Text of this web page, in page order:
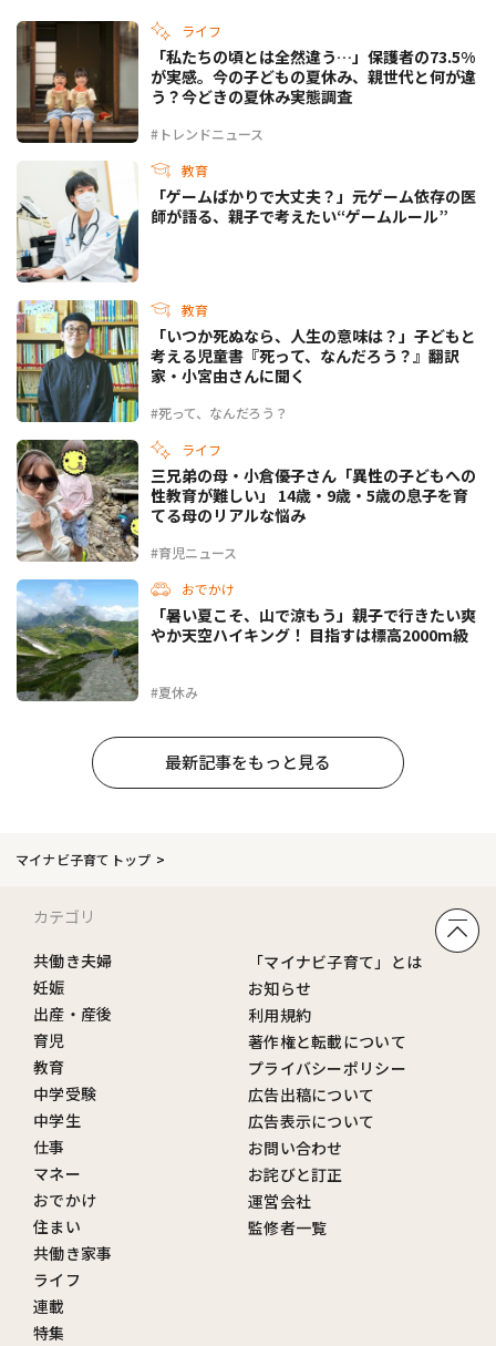
ライフ
#トレンドニュース
「私たちの頃とは全然違う…」保護者の73.5%
が実感。今の子どもの夏休み、親世代と何が違
う？今どきの夏休み実態調査
教育
「ゲームばかりで大丈夫？」元ゲーム依存の医
師が語る、親子で考えたい“ゲームルール”
教育
#死って、なんだろう？
「いつか死ぬなら、人生の意味は？」子どもと
考える児童書『死って、なんだろう？』翻訳
家・小宮由さんに聞く
ライフ
#育児ニュース
三兄弟の母・小倉優子さん「異性の子どもへの
性教育が難しい」 14歳・9歳・5歳の息子を育
てる母のリアルな悩み
おでかけ
#夏休み
「暑い夏こそ、山で涼もう」親子で行きたい爽
やか天空ハイキング！ 目指すは標高2000m級
最新記事をもっと見る
マイナビ子育てトップ
カテゴリ
共働き夫婦
妊娠
出産・産後
育児
教育
中学受験
中学生
仕事
マネー
おでかけ
住まい
共働き家事
ライフ
連載
特集
「マイナビ子育て」とは
お知らせ
利用規約
著作権と転載について
プライバシーポリシー
広告出稿について
広告表示について
お問い合わせ
お詫びと訂正
運営会社
監修者一覧